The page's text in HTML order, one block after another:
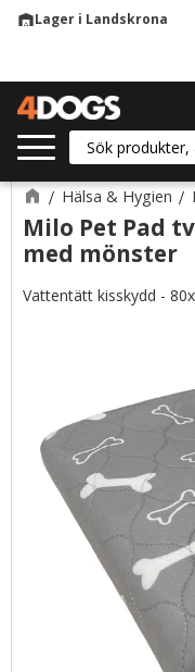
warehouseLager i Landskrona
Hälsa & Hygien
Milo Pet Pad
med mönster
Vattentätt kisskydd -